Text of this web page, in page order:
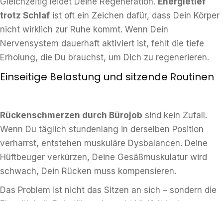
trotz Schlaf ist oft ein Zeichen dafür, dass Dein Körper
nicht wirklich zur Ruhe kommt. Wenn Dein
Nervensystem dauerhaft aktiviert ist, fehlt die tiefe
Erholung, die Du brauchst, um Dich zu regenerieren.
Einseitige Belastung und sitzende Routinen
Rückenschmerzen durch Bürojob sind kein Zufall.
Wenn Du täglich stundenlang in derselben Position
verharrst, entstehen muskuläre Dysbalancen. Deine
Hüftbeuger verkürzen, Deine Gesäßmuskulatur wird
schwach, Dein Rücken muss kompensieren.
Das Problem ist nicht das Sitzen an sich – sondern die